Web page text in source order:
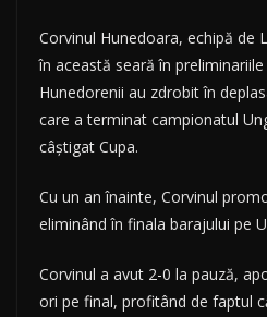
Corvinul Hunedoara, echipă de
în această seară în
Hunedorenii au zdrobit în
care a terminat campionatul
câștigat Cupa.
Cu un an înainte, Corvinul
eliminând în finala barajului pe
Corvinul a avut 2-0 la pauză,
ori pe final, profitând de faptul